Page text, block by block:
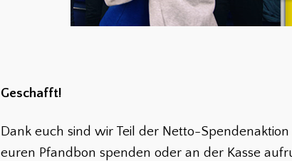
Geschafft!
Dank euch sind wir Teil der Netto-Spendenaktion
euren Pfandbon spenden oder an der Kasse